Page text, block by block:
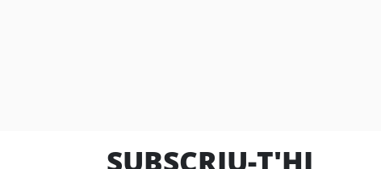
SUBSCRIU-T'HI